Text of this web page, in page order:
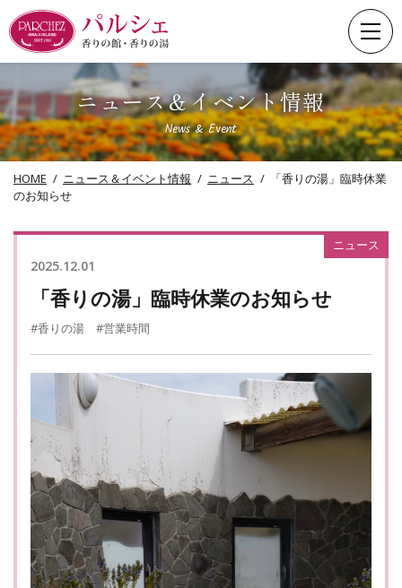
to
content
ニュース＆イベント情報
News & Event
HOME ニュース＆イベント情報 ニュース
「香りの湯」臨時休業
のお知らせ
ニュース
2025.12.01
「香りの湯」臨時休業のお知らせ
#香りの湯 #営業時間